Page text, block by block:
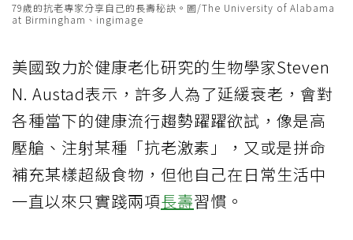
79歲的抗老專家分享自己的長壽秘訣。圖/The University of Alabama
at Birmingham、ingimage
美國致力於健康老化研究的生物學家Steven
N. Austad表示，許多人為了延緩衰老，會對
各種當下的健康流行趨勢躍躍欲試，像是高
壓艙、注射某種「抗老激素」，又或是拼命
補充某樣超級食物，但他自己在日常生活中
一直以來只實踐兩項長壽習慣。